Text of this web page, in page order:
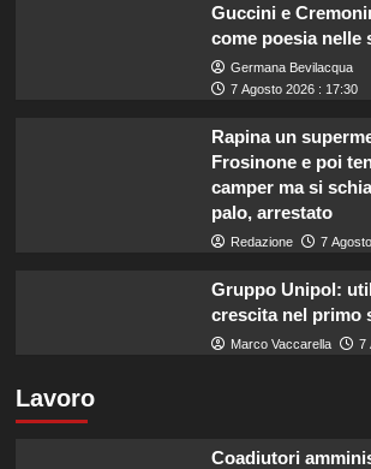
Guccini e
come poesia nelle
Germana Bevilacqua
7 Agosto 2026 : 17:30
Rapina un
Frosinone e poi
camper ma si
palo, arrestato
Redazione 7
Gruppo Unipol:
crescita nel primo
Marco Vaccarella 7
Lavoro
Coadiutori